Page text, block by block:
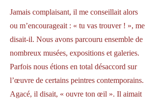
Jamais complaisant, il me conseillait alors
ou m’encourageait : « tu vas trouver ! », me
disait-il. Nous avons parcouru ensemble de
nombreux musées, expositions et galeries.
Parfois nous étions en total désaccord sur
l’œuvre de certains peintres contemporains.
Agacé, il disait, « ouvre ton œil ». Il aimait